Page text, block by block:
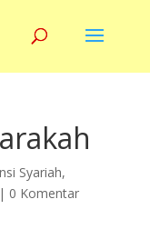
Syariah,
| 0 Komentar